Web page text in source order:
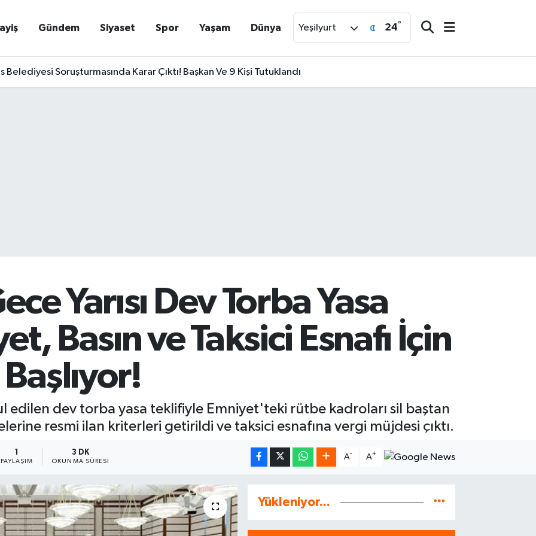
Gündem Siyaset Spor Yaşam Dünya Yeşilyurt 24°
Soruşturmasında Karar Çıktı! Başkan Ve 9 Kişi Tutuklandı
Yarısı Dev Torba Yasa
Basın ve Taksici Esnafı İçin
edilen dev torba yasa teklifiyle Emniyet'teki rütbe kadroları sil baştan
resmi ilan kriterleri getirildi ve taksici esnafına vergi müjdesi çıktı.
PAYLAŞIM
3 DK
OKUNMA SÜRESI
A- A+
Yükleniyor...